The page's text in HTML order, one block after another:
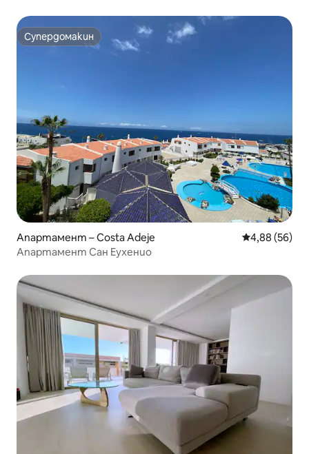
Супердомакин
Супердомакин
Апартамент – Costa Adeje Средна
4,88 (56)
Апартамент Сан Еухенио